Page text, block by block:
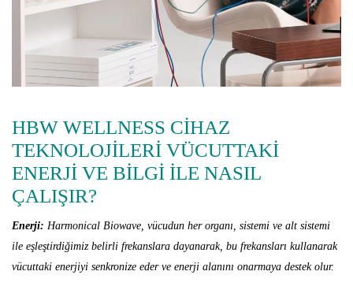
HBW WELLNESS CİHAZ
TEKNOLOJİLERİ VÜCUTTAKİ
ENERJİ VE BİLGİ İLE NASIL
ÇALIŞIR?
Enerji: Harmonical Biowave, vücudun her organı, sistemi ve alt sistemi
ile eşleştirdiğimiz belirli frekanslara dayanarak, bu frekansları kullanarak
vücuttaki enerjiyi senkronize eder ve enerji alanını onarmaya destek olur.